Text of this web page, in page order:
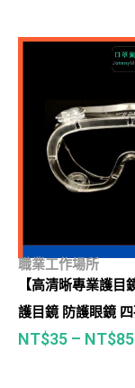
職業工作場所
【高清晰專業護目
護目鏡 防護眼鏡
漆、農藥、木工、
NT$35 – NT$85